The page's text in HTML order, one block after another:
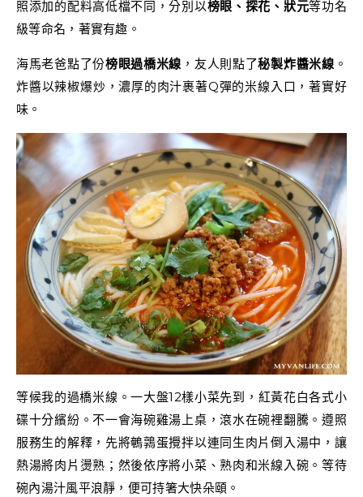
照添加的配料高低檔不同，分別以榜眼、探花、狀元等功名
級等命名，著實有趣。
海馬老爸點了份榜眼過橋米線 ，友人則點了秘製炸醬米線 。
炸醬以辣椒爆炒，濃厚的肉汁裹著Q彈的米線入口，著實好
味。
等候我的過橋米線。一大盤12樣小菜先到，紅黃花白各式小
碟十分繽紛。不一會海碗雞湯上桌，滾水在碗裡翻騰。遵照
服務生的解釋，先將鵪鶉蛋攪拌以連同生肉片倒入湯中，讓
熱湯將肉片燙熟；然後依序將小菜、熟肉和米線入碗。等待
碗內湯汁風平浪靜，便可持箸大快朵頤。